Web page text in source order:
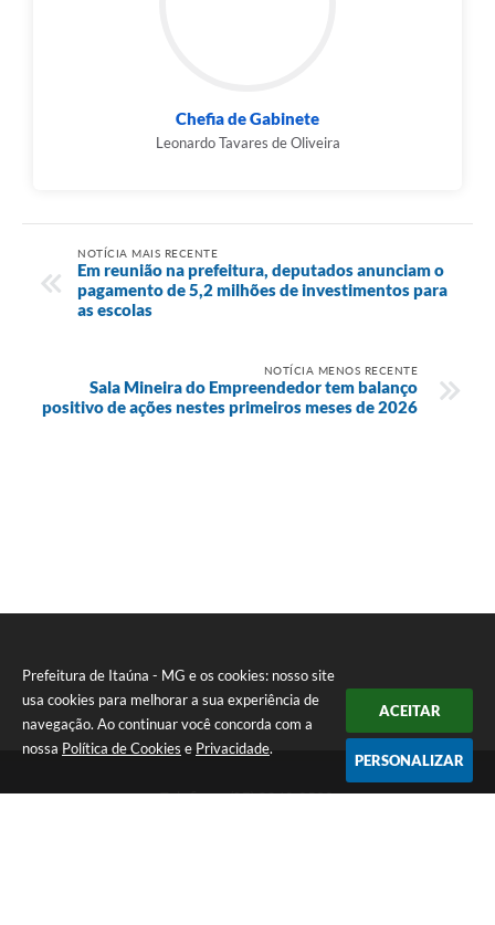
Prefeitura de Itaúna - MG e os cookies: nosso site
usa cookies para melhorar a sua experiência de
navegação. Ao continuar você concorda com a
nossa Política de Cookies e Privacidade.
ACEITAR
PERSONALIZAR
Chefia de Gabinete
Leonardo Tavares de Oliveira
NOTÍCIA MAIS RECENTE
Em reunião na prefeitura, deputados anunciam o
pagamento de 5,2 milhões de investimentos para
as escolas
NOTÍCIA MENOS RECENTE
Sala Mineira do Empreendedor tem balanço
positivo de ações nestes primeiros meses de 2026
Telefone: (37) 3249-9500